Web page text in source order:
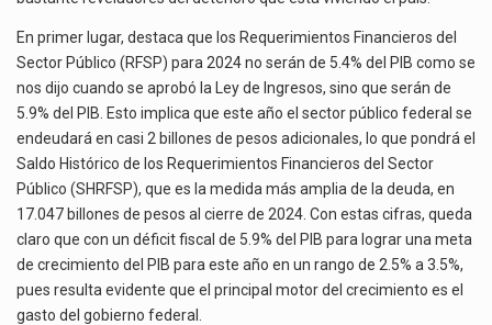
En primer lugar, destaca que los Requerimientos Financieros del
Sector Público (RFSP) para 2024 no serán de 5.4% del PIB como se
nos dijo cuando se aprobó la Ley de Ingresos, sino que serán de
5.9% del PIB. Esto implica que este año el sector público federal se
endeudará en casi 2 billones de pesos adicionales, lo que pondrá el
Saldo Histórico de los Requerimientos Financieros del Sector
Público (SHRFSP), que es la medida más amplia de la deuda, en
17.047 billones de pesos al cierre de 2024. Con estas cifras, queda
claro que con un déficit fiscal de 5.9% del PIB para lograr una meta
de crecimiento del PIB para este año en un rango de 2.5% a 3.5%,
pues resulta evidente que el principal motor del crecimiento es el
gasto del gobierno federal.